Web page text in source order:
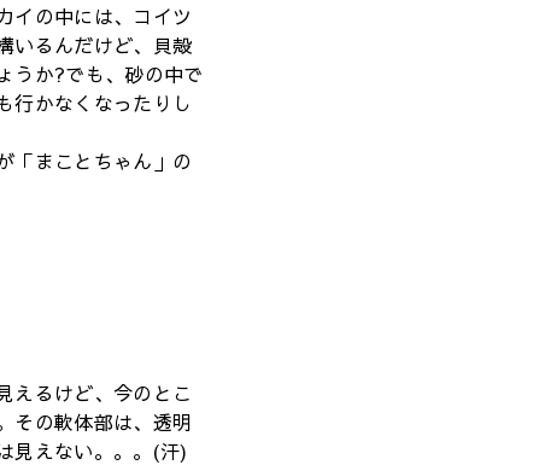
イの中には、コイツ
いるんだけど、貝殻
うか?でも、砂の中で
行かなくなったりし
「まことちゃん」の
えるけど、今のとこ
その軟体部は、透明
見えない。。。(汗)